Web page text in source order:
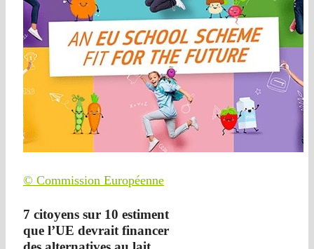
© Commission Européenne
7 citoyens sur 10 estiment
que l’UE devrait financer